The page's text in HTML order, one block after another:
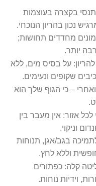
בקצרה בעוצמות
נכון בהריון הנוכחי.
מחדדים תחושות;
יותר.
להריון: על בסיס מים, ללא
שקופים ונעימים.
ואחרי – כי הגוף שלך הוא
לכל אזור: אין מעבר בין
וניקוי.
בגב/אגן, תנוחות
וללא לחץ.
קלה: כפתורים
וידיות נוחות.